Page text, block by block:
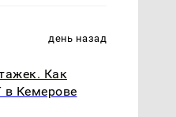
день назад
Как
в Кемерове